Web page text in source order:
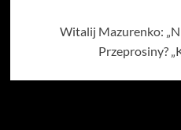
Witalij Mazurenko:
Przeprosiny?